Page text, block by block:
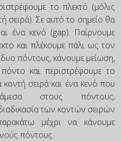
το πλεκτό (μόλις
σειρά). Σε αυτό το σημείο θα
ένα κενό (gap). Παίρνουμε
και πλέκουμε πάλι ως τον
δυο πόντους, κάνουμε μείωση,
και περιστρέφουμε το
κοντή σειρά και ένα κενό που
στους πόντους,
των κοντών σειρών
μέχρι να κάνουμε
πόντους: